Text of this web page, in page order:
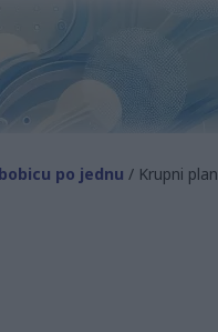
po jednu / Krupni plan